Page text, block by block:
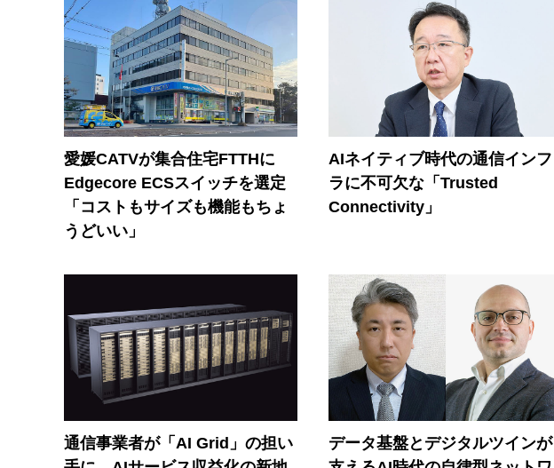
愛媛CATVが集合住宅FTTHに
Edgecore ECSスイッチを選定
「コストもサイズも機能もちょ
うどいい」
AIネイティブ時代の通信インフ
ラに不可欠な「Trusted
Connectivity」
通信事業者が「AI Grid」の担い
データ基盤とデジタルツインが